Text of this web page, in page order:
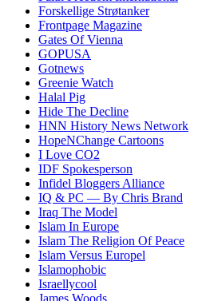
Forskellige Strøtanker
Frontpage Magazine
Gates Of Vienna
GOPUSA
Gotnews
Greenie Watch
Halal Pig
Hide The Decline
HNN History News Network
HopeNChange Cartoons
I Love CO2
IDF Spokesperson
Infidel Bloggers Alliance
IQ & PC — By Chris Brand
Iraq The Model
Islam In Europe
Islam The Religion Of Peace
Islam Versus Europel
Islamophobic
Israellycool
James Woods